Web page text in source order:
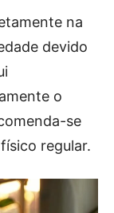
na
devido
o
se
regular.